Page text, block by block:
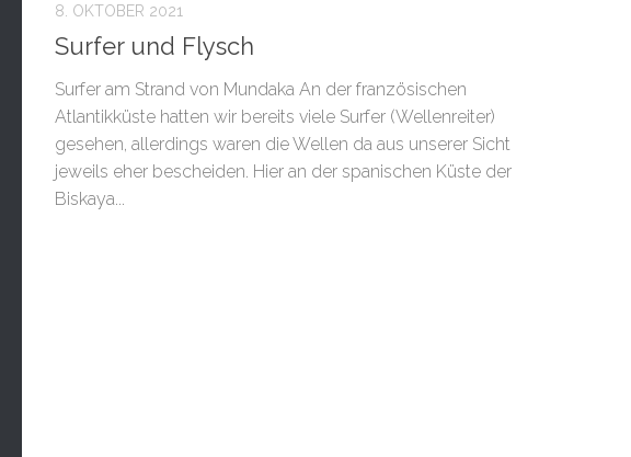
8. OKTOBER 2021
Surfer und Flysch
Surfer am Strand von Mundaka An der französischen
Atlantikküste hatten wir bereits viele Surfer (Wellenreiter)
gesehen, allerdings waren die Wellen da aus unserer Sicht
jeweils eher bescheiden. Hier an der spanischen Küste der
Biskaya...